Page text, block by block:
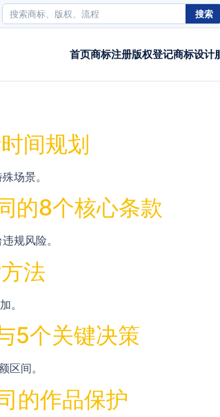
搜索
首页商标注册版权登记商标设计
间规划
场景。
的8个核心条款
规风险。
法
。
5个关键决策
区间。
的作品保护